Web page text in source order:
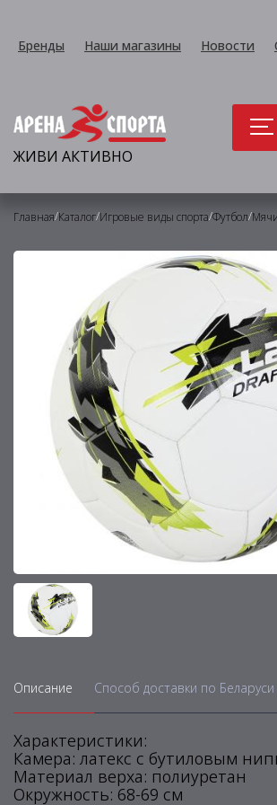
Бренды Наши магазины Новости
ЖИВИ АКТИВНО
Главная/Каталог/Игровые виды спорта/Футбол/
Описание Способ доставки по Беларуси
Характеристики:
Камера: латекс с бутиловым
Материал верха: полиуретан
Окружность: 68-69 см